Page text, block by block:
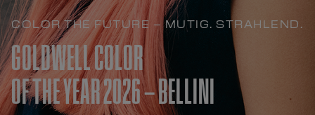
COLOR THE FUTURE – MUTIG. STRAHLEND.
GOLDWELL COLOR
OF THE YEAR 2026 – BELLINI